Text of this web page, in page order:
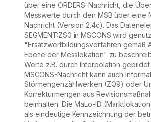
über eine ORDERS-Nachricht, die
Messwerte durch den MSB über eine
Nachricht (Version 2.4c). Das
SEGMENT:ZS0 in MSCONS wird
"Ersatzwertbildungsverfahren gemäß
Ebene der Messlokation" zu
Werte z.B. durch Interpolation
MSCONS-Nachricht kann auch
Störmengenzählwerken (ZQ9) oder
Korrekturmengen aus
beinhalten. Die MaLo-ID
als eindeutige Kennzeichnung der